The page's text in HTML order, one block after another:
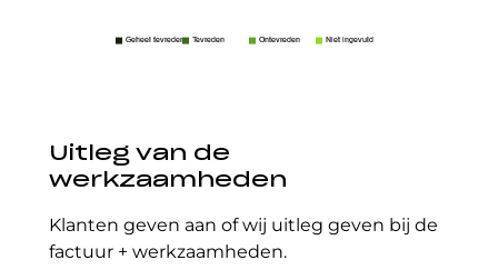
Geheel tevreden Tevreden Ontevreden Niet ingevuld
Uitleg van de
werkzaamheden
Klanten geven aan of wij uitleg geven bij de
factuur + werkzaamheden.